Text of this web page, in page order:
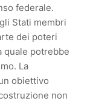
federale.
Stati membri
dei poteri
quale potrebbe
La
obiettivo
non